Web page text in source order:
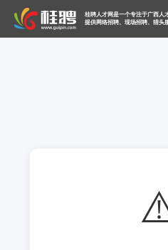
桂聘人才网是一个专注于广西人
提供网络招聘、现场招聘、猎头